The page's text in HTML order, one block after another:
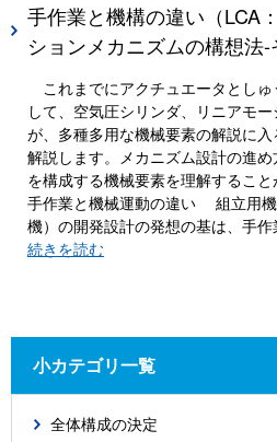
手作業と機構の違い（LCA
ションメカニズムの構想法-
これまでにアクチュエータとし
して、空気圧シリンダ、リニアモ
が、多種多用な機械要素の解説に
解説します。メカニズム設計の進
を構成する機械要素を理解すること
手作業と機械運動の違い 組立用
機）の開発設計の発想の基は、手
続きを読む
小カテゴリ一覧
全体構成の決定